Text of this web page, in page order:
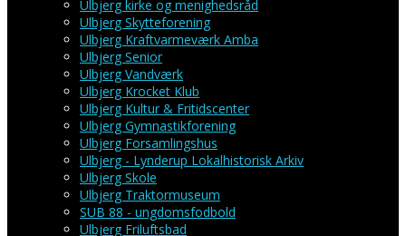
Ulbjerg kirke og menighedsråd
Ulbjerg Skytteforening
Ulbjerg Kraftvarmeværk Amba
Ulbjerg Senior
Ulbjerg Vandværk
Ulbjerg Krocket Klub
Ulbjerg Kultur & Fritidscenter
Ulbjerg Gymnastikforening
Ulbjerg Forsamlingshus
Ulbjerg - Lynderup Lokalhistorisk Arkiv
Ulbjerg Skole
Ulbjerg Traktormuseum
SUB 88 - ungdomsfodbold
Ulbjerg Friluftsbad